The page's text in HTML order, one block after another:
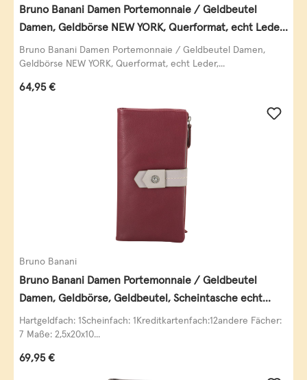
Bruno Banani Damen Portemonnaie / Geldbeutel
Damen, Geldbörse NEW YORK, Querformat, echt Leder,
schwarz
Bruno Banani Damen Portemonnaie / Geldbeutel Damen,
Geldbörse NEW YORK, Querformat, echt Leder,...
Regulärer Preis:
64,95 €
Bruno Banani
Bruno Banani Damen Portemonnaie / Geldbeutel
Damen, Geldbörse, Geldbeutel, Scheintasche echt
Leder
Hartgeldfach: 1Scheinfach: 1Kreditkartenfach:12andere Fächer:
7 Maße: 2,5x20x10...
Regulärer Preis:
69,95 €